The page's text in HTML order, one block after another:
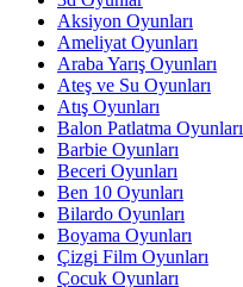
Aksiyon Oyunları
Ameliyat Oyunları
Araba Yarış Oyunları
Ateş ve Su Oyunları
Atış Oyunları
Balon Patlatma Oyunları
Barbie Oyunları
Beceri Oyunları
Ben 10 Oyunları
Bilardo Oyunları
Boyama Oyunları
Çizgi Film Oyunları
Çocuk Oyunları